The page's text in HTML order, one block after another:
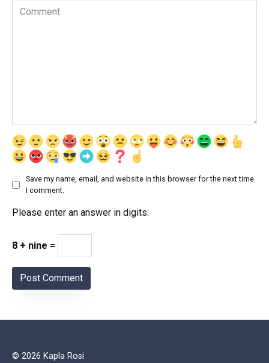
Comment
Save my name, email, and website in this browser for the next time
I comment.
Please enter an answer in digits:
8 + nine =
© 2026 Kapla Rosi